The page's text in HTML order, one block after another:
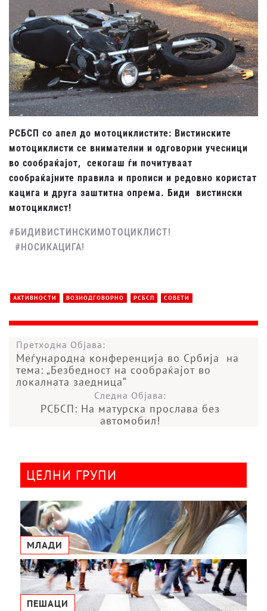
РСБСП со апел до мотоциклистите: Вистинските
мотоциклисти се внимателни и одговорни учесници
во сообраќајот, секогаш ѓи почитуваат
сообраќајните правила и прописи и редовно користат
кацига и друга заштитна опрема. Биди вистински
мотоциклист!
#БИДИВИСТИНСКИМОТОЦИКЛИСТ!
#НОСИКАЦИГА!
АКТИВНОСТИ ВОЗИОДГОВОРНО РСБСП СОВЕТИ
Претходна Објава:
Меѓународна конференција во Србија на
тема: „Безбедност на сообраќајот во
локалната заедница“
Следна Објава:
РСБСП: На матурска прослава без
автомобил!
ЦЕЛНИ ГРУПИ
МЛАДИ
ПЕШАЦИ